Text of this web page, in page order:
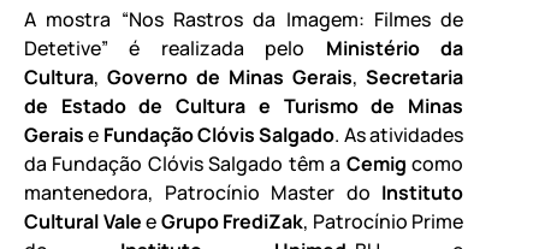
A mostra “Nos Rastros da Imagem: Filmes de
Detetive” é realizada pelo Ministério da
Cultura, Governo de Minas Gerais, Secretaria
de Estado de Cultura e Turismo de Minas
Geraise Fundação Clóvis Salgado. As atividades
da Fundação Clóvis Salgado têm a Cemig como
mantenedora, Patrocínio Master do Instituto
Cultural ValeeGrupo FrediZak, Patrocínio Prime